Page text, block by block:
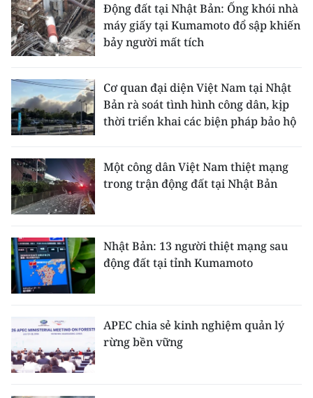
Động đất tại Nhật Bản: Ống khói nhà
máy giấy tại Kumamoto đổ sập khiến
bảy người mất tích
Cơ quan đại diện Việt Nam tại Nhật
Bản rà soát tình hình công dân, kịp
thời triển khai các biện pháp bảo hộ
Một công dân Việt Nam thiệt mạng
trong trận động đất tại Nhật Bản
Nhật Bản: 13 người thiệt mạng sau
động đất tại tỉnh Kumamoto
APEC chia sẻ kinh nghiệm quản lý
rừng bền vững